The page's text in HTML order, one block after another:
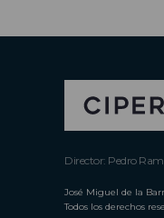
Director: Pedro
José Miguel de la
Todos los derechos